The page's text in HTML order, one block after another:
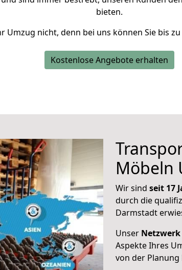
bieten.
Umzug nicht, denn bei uns können Sie bis zu
Kostenlose Angebote erhalten
Möbeln
Wir sind seit 17
durch die
Darmstadt
Unser Netzwerk
Aspekte Ihres
von der